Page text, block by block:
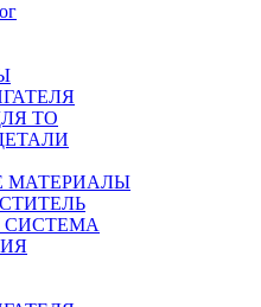
ТО
МАТЕРИАЛЫ
СИСТЕМА